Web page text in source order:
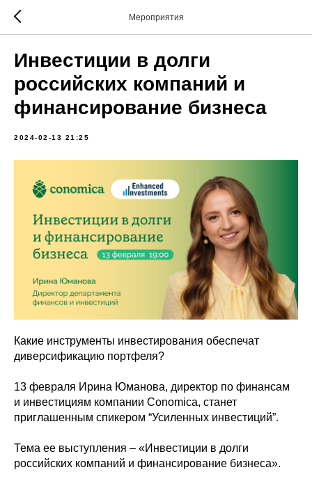
Мероприятия
Инвестиции в долги
российских компаний и
финансирование бизнеса
2024-02-13 21:25
Какие инструменты инвестирования обеспечат
диверсификацию портфеля?
13 февраля Ирина Юманова, директор по финансам
и инвестициям компании Conomica, станет
приглашенным спикером “Усиленных инвестиций”.
Тема ее выступления – «Инвестиции в долги
российских компаний и финансирование бизнеса».